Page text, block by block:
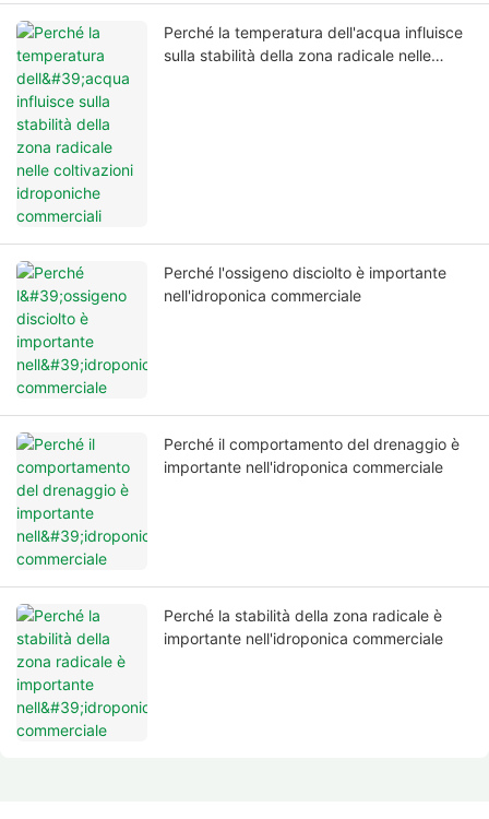
Perché la temperatura dell'acqua influisce
sulla stabilità della zona radicale nelle
Perché l'ossigeno disciolto è importante
nell'idroponica commerciale
Perché il comportamento del drenaggio è
importante nell'idroponica commerciale
Perché la stabilità della zona radicale è
importante nell'idroponica commerciale